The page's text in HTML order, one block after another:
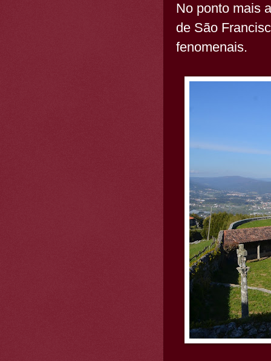
No ponto mais
de São
fenomenais.